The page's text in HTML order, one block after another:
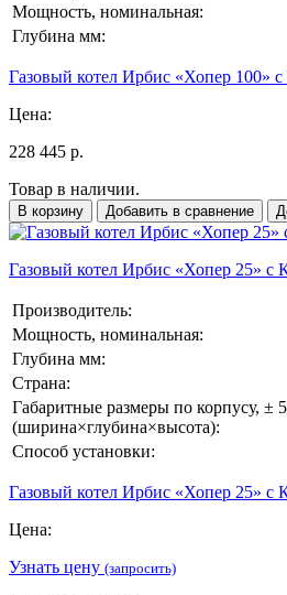
Мощность, номинальная:
Глубина мм:
Газовый котел Ирбис «Хопер 100»
Цена:
228 445 р.
Товар в наличии.
В корзину Добавить в сравнение
Газовый котел Ирбис «Хопер 25» с
Производитель:
Мощность, номинальная:
Глубина мм:
Страна:
Габаритные размеры по корпусу, ±
(ширина×глубина×высота):
Способ установки:
Газовый котел Ирбис «Хопер 25» с
Цена:
Узнать цену (запросить)